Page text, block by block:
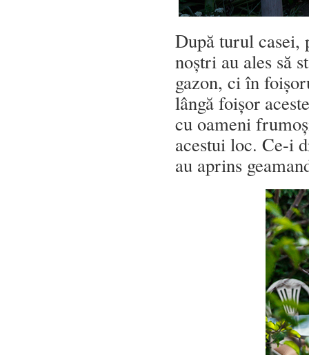
După turul casei,
noștri au ales să
gazon, ci în
lângă foișor
cu oameni
acestui loc. Ce-i
au aprins